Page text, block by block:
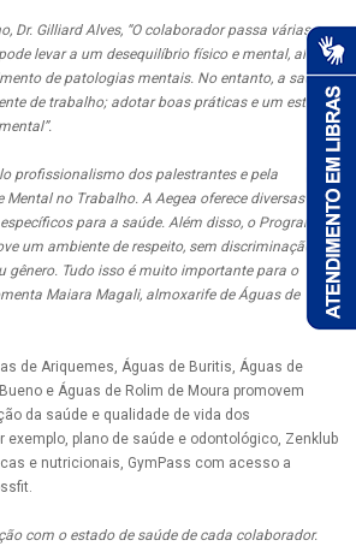
Dr. Gilliard Alves, “O colaborador passa várias
levar a um desequilíbrio físico e mental, além
de patologias mentais. No entanto, a saúde
de trabalho; adotar boas práticas e um estilo
profissionalismo dos palestrantes e pela
Mental no Trabalho. A Aegea oferece diversas
para a saúde. Além disso, o Programa
um ambiente de respeito, sem discriminação por
gênero. Tudo isso é muito importante para o
Maiara Magali, almoxarife de Águas de
de Ariquemes, Águas de Buritis, Águas de
e Águas de Rolim de Moura promovem
da saúde e qualidade de vida dos
exemplo, plano de saúde e odontológico, Zenklub
e nutricionais, GymPass com acesso a
com o estado de saúde de cada colaborador.